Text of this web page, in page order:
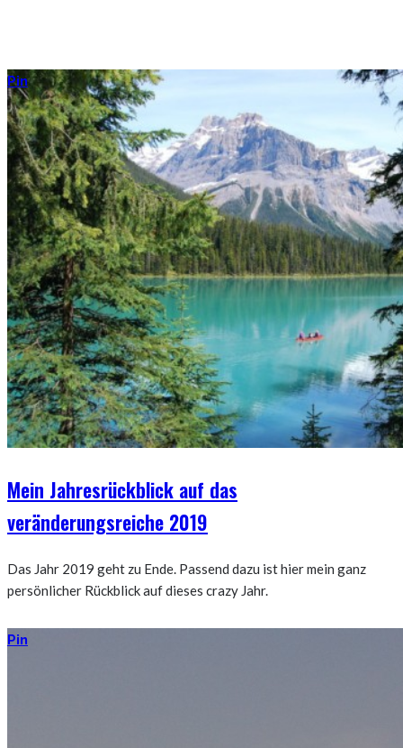
Pin
Mein Jahresrückblick auf das
veränderungsreiche 2019
Das Jahr 2019 geht zu Ende. Passend dazu ist hier mein ganz
persönlicher Rückblick auf dieses crazy Jahr.
Pin